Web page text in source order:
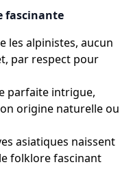
fascinante
les alpinistes, aucun
par respect pour
parfaite intrigue,
origine naturelle ou
asiatiques naissent
folklore fascinant